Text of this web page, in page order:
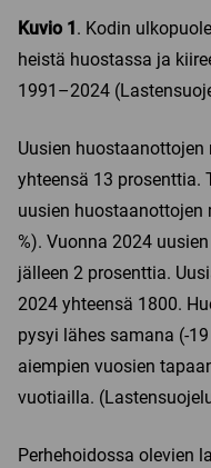
Kuvio 1 . Kodin
heistä huostassa ja
1991–2024
Uusien
yhteensä 13 prosenttia.
uusien huostaanottojen
%). Vuonna 2024
jälleen 2 prosenttia.
2024 yhteensä 1800.
pysyi lähes samana (-
aiempien vuosien
vuotiailla.
Perhehoidossa olevien